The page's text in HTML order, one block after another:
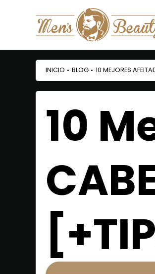
INICIO • BLOG • 10 MEJORES
10